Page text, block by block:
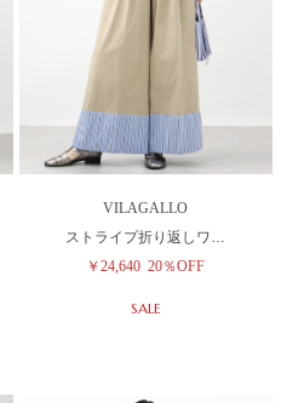
VILAGALLO
ストライプ折り返しワ…
￥24,640 20％OFF
SALE